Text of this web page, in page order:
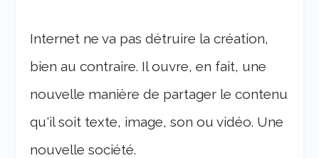
Internet ne va pas détruire la création,
bien au contraire. Il ouvre, en fait, une
nouvelle manière de partager le contenu
qu'il soit texte, image, son ou vidéo. Une
nouvelle société.